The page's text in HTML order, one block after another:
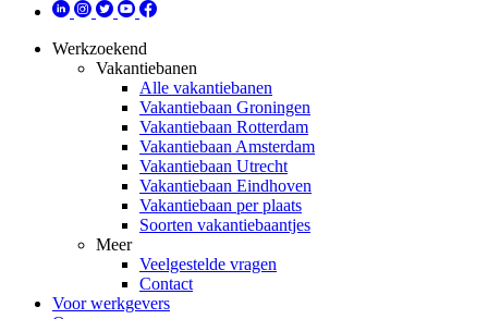
Werkzoekend
Vakantiebanen
Alle vakantiebanen
Vakantiebaan Groningen
Vakantiebaan Rotterdam
Vakantiebaan Amsterdam
Vakantiebaan Utrecht
Vakantiebaan Eindhoven
Vakantiebaan per plaats
Soorten vakantiebaantjes
Meer
Veelgestelde vragen
Contact
Voor werkgevers